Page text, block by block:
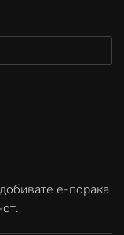
е-порака